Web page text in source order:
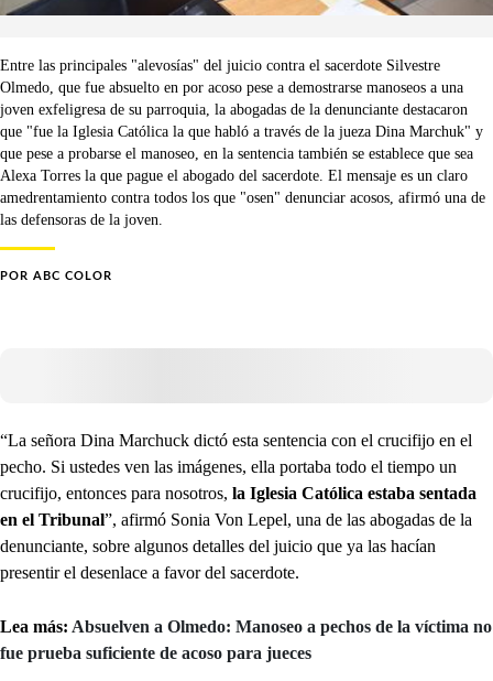
Entre las principales "alevosías" del juicio contra el sacerdote Silvestre
Olmedo, que fue absuelto en por acoso pese a demostrarse manoseos a una
joven exfeligresa de su parroquia, la abogadas de la denunciante destacaron
que "fue la Iglesia Católica la que habló a través de la jueza Dina Marchuk" y
que pese a probarse el manoseo, en la sentencia también se establece que sea
Alexa Torres la que pague el abogado del sacerdote. El mensaje es un claro
amedrentamiento contra todos los que "osen" denunciar acosos, afirmó una de
las defensoras de la joven.
POR ABC COLOR
“La señora Dina Marchuck dictó esta sentencia con el crucifijo en el
pecho. Si ustedes ven las imágenes, ella portaba todo el tiempo un
crucifijo, entonces para nosotros, la Iglesia Católica estaba sentada
en el Tribunal”, afirmó Sonia Von Lepel, una de las abogadas de la
denunciante, sobre algunos detalles del juicio que ya las hacían
presentir el desenlace a favor del sacerdote.
Lea más: Absuelven a Olmedo: Manoseo a pechos de la víctima no
fue prueba suficiente de acoso para jueces